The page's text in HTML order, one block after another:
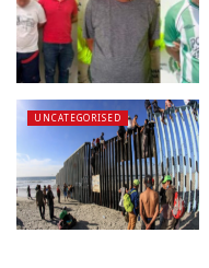
UNCATEGORISED